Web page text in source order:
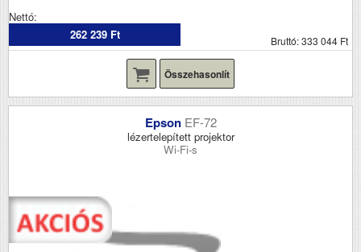
Nettó:
262 239 Ft
Bruttó: 333 044 Ft
Összehasonlít
Epson EF-72
lézertelepített projektor
Wi-Fi-s